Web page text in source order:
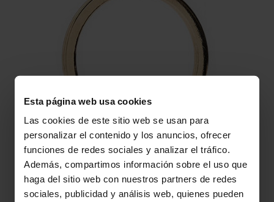
Esta página web usa cookies
Las cookies de este sitio web se usan para
personalizar el contenido y los anuncios, ofrecer
funciones de redes sociales y analizar el tráfico.
Además, compartimos información sobre el uso que
haga del sitio web con nuestros partners de redes
sociales, publicidad y análisis web, quienes pueden